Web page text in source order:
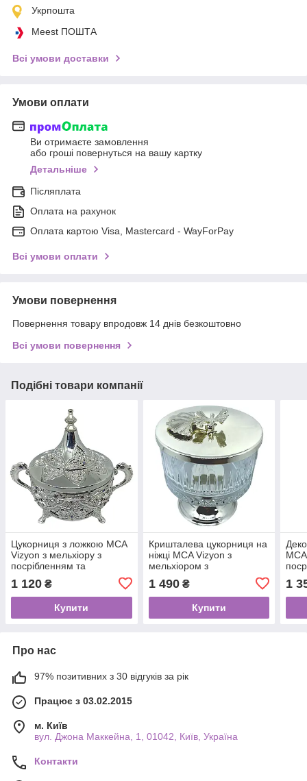
Укрпошта
Meest ПОШТА
Всі умови доставки
Умови оплати
Ви отримаєте замовлення
або гроші повернуться на вашу картку
Детальніше
Післяплата
Оплата на рахунок
Оплата картою Visa, Mastercard - WayForPay
Всі умови оплати
Умови повернення
Повернення товару впродовж 14 днів безкоштовно
Всі умови повернення
Подібні товари компанії
Цукорниця з ложкою MCA
Vizyon з мельхіору з
посрібленням та
різнокольоровими
цирконами
1 120 ₴
Купити
Кришталева цукорниця на
ніжці MCA Vizyon з
мельхіором з
1 490₴
Купити
1
Про нас
97% позитивних з 30 відгуків за рік
Працює з 03.02.2015
м. Київ
вул. Джона Маккейна, 1, 01042, Київ, Україна
Контакти